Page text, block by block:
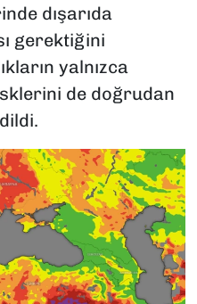
dışarıda
gerektiğini
yalnızca
de doğrudan